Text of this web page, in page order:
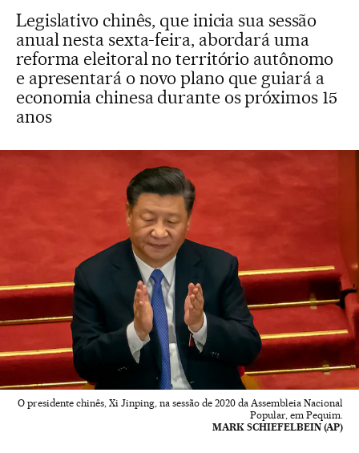
Legislativo chinês, que inicia sua sessão
anual nesta sexta-feira, abordará uma
reforma eleitoral no território autônomo
e apresentará o novo plano que guiará a
economia chinesa durante os próximos 15
anos
O presidente chinês, Xi Jinping, na sessão de 2020 da Assembleia Nacional
Popular, em Pequim.
MARK SCHIEFELBEIN (AP)